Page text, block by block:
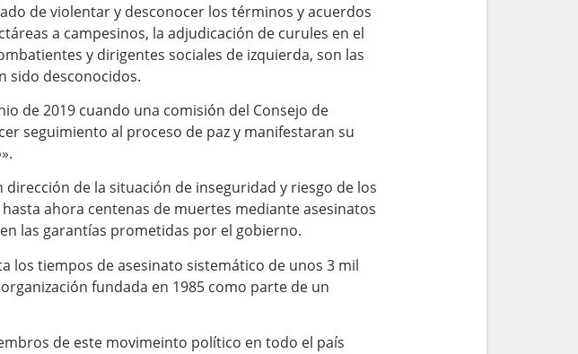
de violentar y desconocer los términos y acuerdos
a campesinos, la adjudicación de curules en el
y dirigentes sociales de izquierda, son las
sido desconocidos.
de 2019 cuando una comisión del Consejo de
seguimiento al proceso de paz y manifestaran su
de la situación de inseguridad y riesgo de los
ahora centenas de muertes mediante asesinatos
las garantías prometidas por el gobierno.
los tiempos de asesinato sistemático de unos 3 mil
fundada en 1985 como parte de un
de este movimeinto político en todo el país